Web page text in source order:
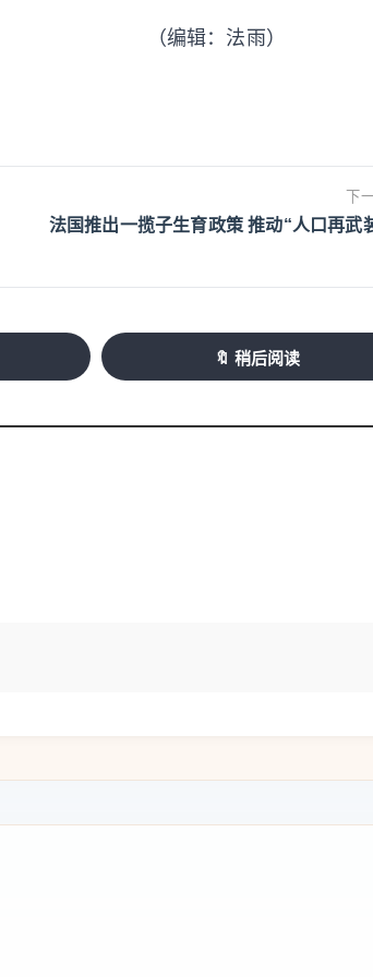
（编辑：法雨）
下
法国推出一揽子生育政策 推动“人口再武
🔖 稍后阅读